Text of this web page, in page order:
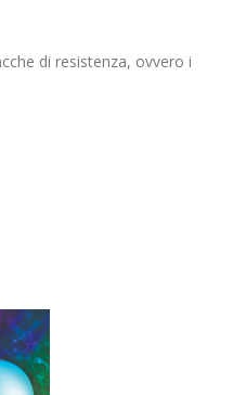
di resistenza, ovvero i